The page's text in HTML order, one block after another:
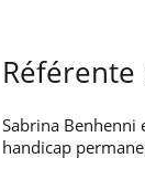
Référente
Sabrina Benhenni
handicap